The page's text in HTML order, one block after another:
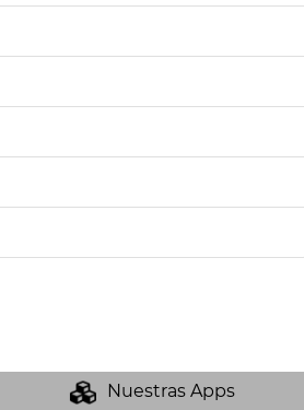
Nuestras Apps